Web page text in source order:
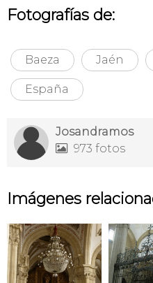
Fotografías de:
Baeza Jaén
España
Josandramos
 973 fotos
Imágenes